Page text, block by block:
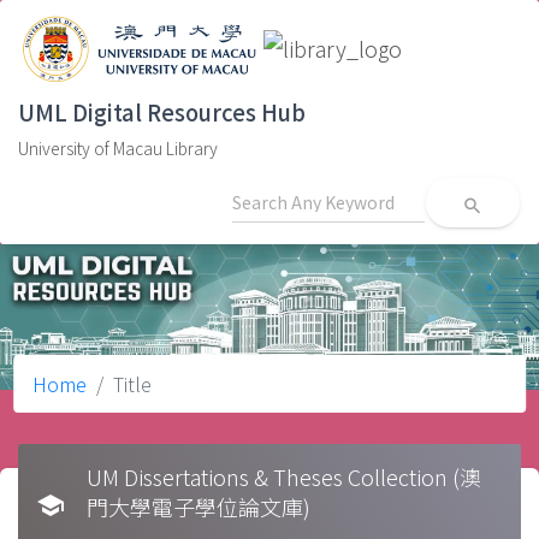
UML Digital Resources Hub
University of Macau Library
search
Home Title
school
UM Dissertations & Theses Collection (澳
門大學電子學位論文庫)